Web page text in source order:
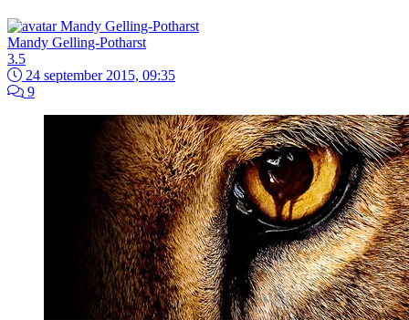
Mandy Gelling-Potharst
3.5
24 september 2015, 09:35
9